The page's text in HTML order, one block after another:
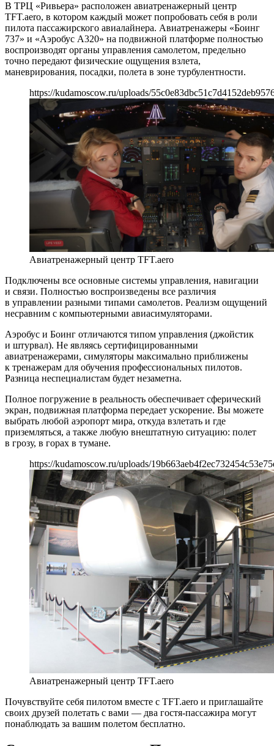
В ТРЦ «Ривьера» расположен авиатренажерный центр
TFT.aero, в котором каждый может попробовать себя в роли
пилота пассажирского авиалайнера. Авиатренажеры «Боинг
737» и «Аэробус А320» на подвижной платформе полностью
воспроизводят органы управления самолетом, предельно
точно передают физические ощущения взлета,
маневрирования, посадки, полета в зоне турбулентности.
https://kudamoscow.ru/uploads/
Авиатренажерный центр TFT.aero
Подключены все основные системы управления, навигации
и связи. Полностью воспроизведены все различия
в управлении разными типами самолетов. Реализм ощущений
несравним с компьютерными авиасимуляторами.
Аэробус и Боинг отличаются типом управления (джойстик
и штурвал). Не являясь сертифицированными
авиатренажерами, симуляторы максимально приближены
к тренажерам для обучения профессиональных пилотов.
Разница неспециалистам будет незаметна.
Полное погружение в реальность обеспечивает сферический
экран, подвижная платформа передает ускорение. Вы можете
выбрать любой аэропорт мира, откуда взлетать и где
приземляться, а также любую внештатную ситуацию: полет
в грозу, в горах в тумане.
https://kudamoscow.ru/uploads/
Авиатренажерный центр TFT.aero
Почувствуйте себя пилотом вместе с TFT.aero и приглашайте
своих друзей полетать с вами — два гостя-пассажира могут
понаблюдать за вашим полетом бесплатно.